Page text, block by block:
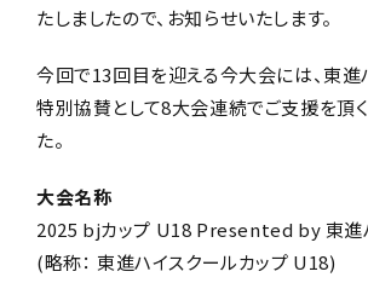
たしましたので、お知らせいたします。
今回で13回目を迎える今大会には、東進
特別協賛として8大会連続でご支援を頂
た。
大会名称
2025 bjカップ U18 Presented by 東進
(略称： 東進ハイスクールカップ U18)